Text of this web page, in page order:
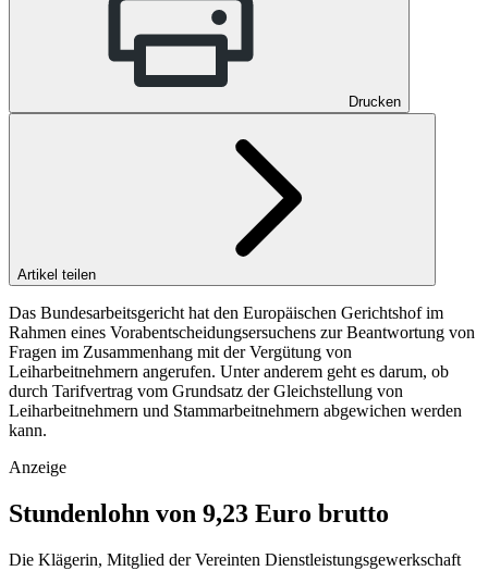
Drucken
Artikel teilen
Das Bundesarbeitsgericht hat den Europäischen Gerichtshof im
Rahmen eines Vorabentscheidungsersuchens zur Beantwortung von
Fragen im Zusammenhang mit der Vergütung von
Leiharbeitnehmern angerufen. Unter anderem geht es darum, ob
durch Tarifvertrag vom Grundsatz der Gleichstellung von
Leiharbeitnehmern und Stammarbeitnehmern abgewichen werden
kann.
Anzeige
Stundenlohn von 9,23 Euro brutto
Die Klägerin, Mitglied der Vereinten Dienstleistungsgewerkschaft